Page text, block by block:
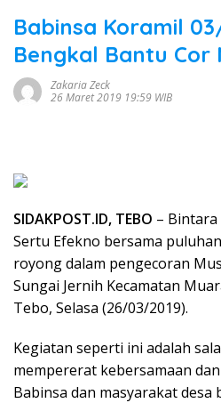
Babinsa Koramil
Bengkal Bantu Cor
Zakaria Zeck
26 Maret 2019 19:59 WIB
SIDAKPOST.ID, TEBO – Bintara
Sertu Efekno bersama
royong dalam pengecoran
Sungai Jernih Kecamatan
Tebo, Selasa (26/03/2019).
Kegiatan seperti ini adalah
mempererat kebersamaan
Babinsa dan masyarakat desa